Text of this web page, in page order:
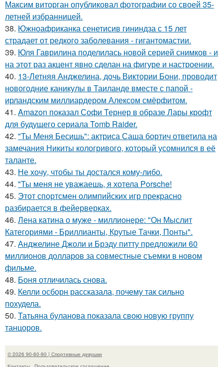
Максим виторган опубликовал фотографии со своей 35-
летней избранницей.
38. Южноафриканка сенетисив гининдза с 15 лет
страдает от редкого заболевания - гигантомастии.
39. Юля Гаврилина поделилась новой серией снимков - и
на этот раз акцент явно сделан на фигуре и настроении.
40. 13-Летняя Анджелина, дочь Виктории Бони, проводит
новогодние каникулы в Таиланде вместе с папой -
ирландским миллиардером Алексом смёрфитом.
41. Amazon показал Софи Тернер в образе Лары крофт
для будущего сериала Tomb Raider.
42. "Ты Меня Бесишь": актриса Саша бортич ответила на
замечания Никиты кологривого, который усомнился в её
таланте.
43. Не хочу, чтобы ты достался кому-либо.
44. "Ты меня не уважаешь, я хотела Porsche!
45. Этот спортсмен олимпийских игр прекрасно
разбирается в фейерверках.
46. Лена катина о муже - миллионере: "Он Мыслит
Категориями - Бриллианты, Крутые Тачки, Понты".
47. Анджелине Джоли и Брэду питту предложили 60
миллионов долларов за совместные съемки в новом
фильме.
48. Боня отличилась снова.
49. Келли осборн рассказала, почему так сильно
похудела.
50. Татьяна буланова показала свою новую группу
танцоров.
© 2026 90-60-90 | Спортивные девушки